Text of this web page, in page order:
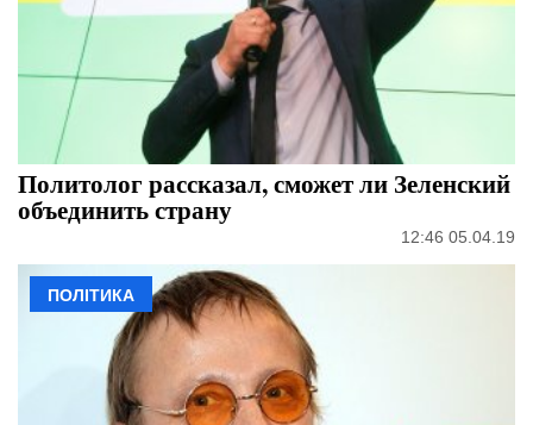
Политолог рассказал, сможет ли Зеленский
объединить страну
12:46 05.04.19
ПОЛІТИКА